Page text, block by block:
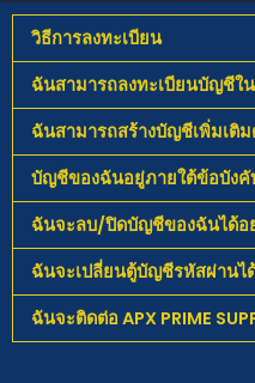
วิธีการลงทะเบียน
ฉันสามารถลงทะเบียนบัญชีใน
ฉันสามารถสร้างบัญชีเพิ่มเติ
บัญชีของฉันอยู่ภายใต้ข้อบังคั
ฉันจะลบ/ปิดบัญชีของฉันได้อ
ฉันจะเปลี่ยนตู้บัญชีรหัสผ่านไ
ฉันจะติดต่อ APX PRIME